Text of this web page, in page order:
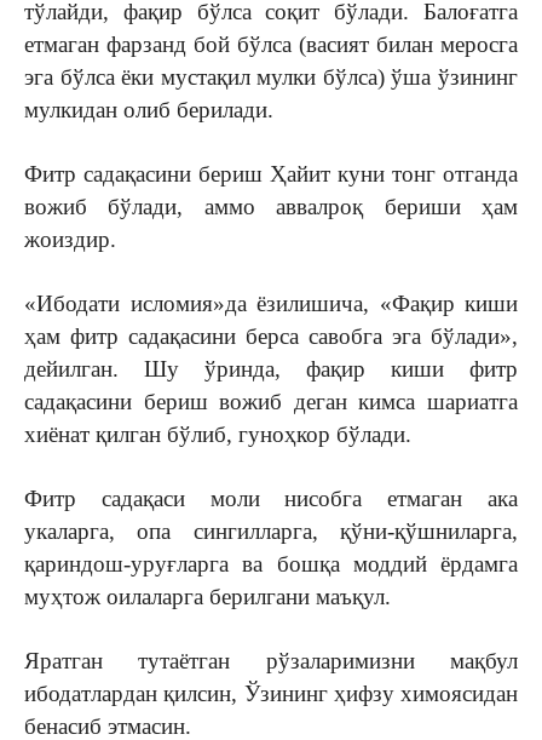
тўлайди, фақир бўлса соқит бўлади. Балоғатга
етмаган фарзанд бой бўлса (васият билан меросга
эга бўлса ёки мустақил мулки бўлса) ўша ўзининг
мулкидан олиб берилади.
Фитр садақасини бериш Ҳайит куни тонг отганда
вожиб бўлади, аммо аввалроқ бериши ҳам
жоиздир.
«Ибодати исломия»да ёзилишича, «Фақир киши
ҳам фитр садақасини берса савобга эга бўлади»,
дейилган. Шу ўринда, фақир киши фитр
садақасини бериш вожиб деган кимса шариатга
хиёнат қилган бўлиб, гуноҳкор бўлади.
Фитр садақаси моли нисобга етмаган ака
укаларга, опа сингилларга, қўни-қўшниларга,
қариндош-уруғларга ва бошқа моддий ёрдамга
муҳтож оилаларга берилгани маъқул.
Яратган тутаётган рўзаларимизни мақбул
ибодатлардан қилсин, Ўзининг ҳифзу химоясидан
бенасиб этмасин.